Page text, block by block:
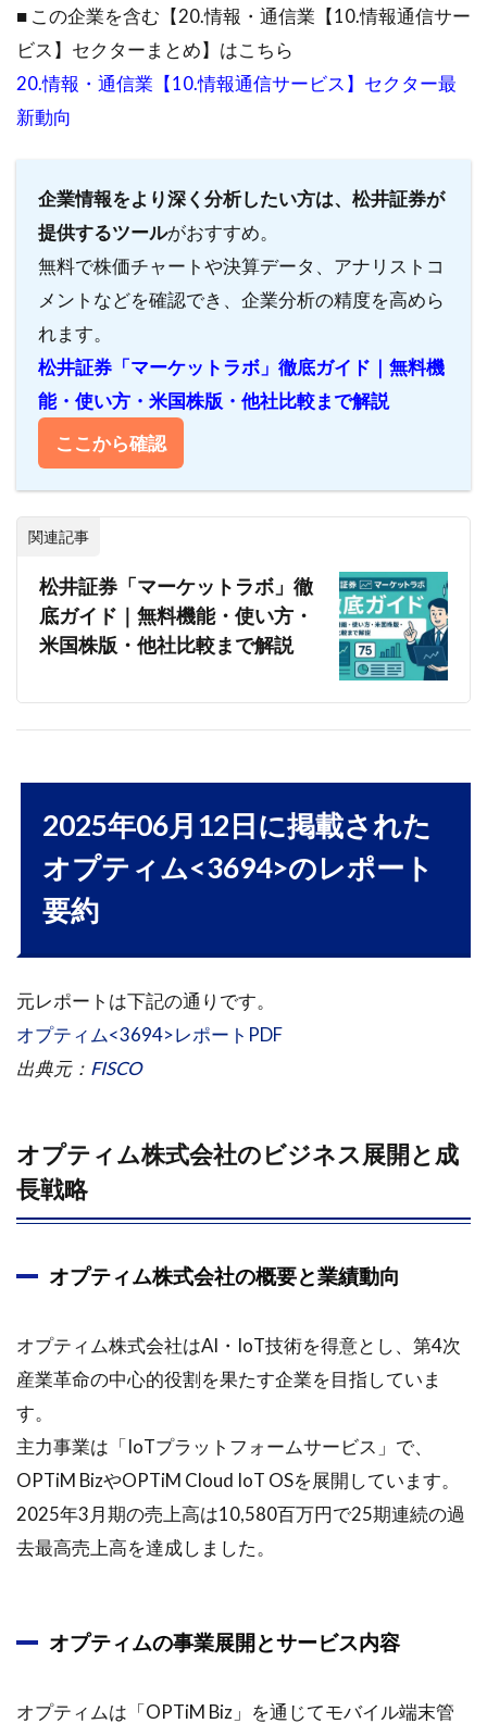
■ この企業を含む【20.情報・通信業【10.情報通信サー
ビス】セクターまとめ】はこちら
20.情報・通信業【10.情報通信サービス】セクター最
新動向
企業情報をより深く分析したい方は、松井証券が
提供するツールがおすすめ。
無料で株価チャートや決算データ、アナリストコ
メントなどを確認でき、企業分析の精度を高めら
れます。
松井証券「マーケットラボ」徹底ガイド｜無料機
能・使い方・米国株版・他社比較まで解説
ここから確認
関連記事
松井証券「マーケットラボ」徹
底ガイド｜無料機能・使い方・
米国株版・他社比較まで解説
2025年06月12日に掲載された
オプティム<3694>のレポート
要約
元レポートは下記の通りです。
オプティム<3694>レポートPDF
出典元： FISCO
オプティム株式会社のビジネス展開と成
長戦略
オプティム株式会社の概要と業績動向
オプティム株式会社はAI・IoT技術を得意とし、第4次
産業革命の中心的役割を果たす企業を目指していま
す。
主力事業は「IoTプラットフォームサービス」で、
OPTiM BizやOPTiM Cloud IoT OSを展開しています。
2025年3月期の売上高は10,580百万円で25期連続の過
去最高売上高を達成しました。
オプティムの事業展開とサービス内容
オプティムは「OPTiM Biz」を通じてモバイル端末管